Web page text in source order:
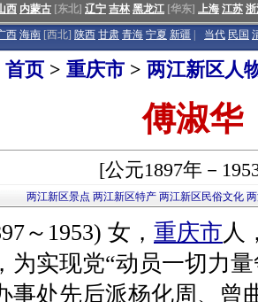
西 内蒙古 [东北] 辽宁 吉林 黑龙江 [华东] 上海 江苏
西 海南 [西北] 陕西 甘肃 青海 宁夏 新疆 当代 民国
首页 > 重庆市 > 两江新区人
傅淑华
[公元1897年－
两江新区景点 两江新区特产 两江新区民俗文化
～1953) 女， 重庆市人
为实现党“动员一切力
事处先后派杨化周、曾